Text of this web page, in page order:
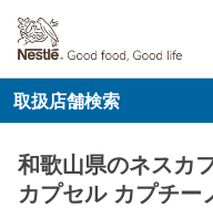
取扱店舗検索
和歌山県のネスカ
カプセル カプチー